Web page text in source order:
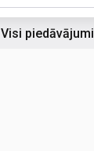
Visi piedāvājumi